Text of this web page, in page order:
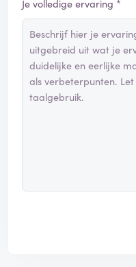
Je volledige ervaring *